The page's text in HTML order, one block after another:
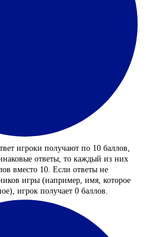
игроки получают по 10 баллов,
ответы, то каждый из них
вместо 10. Если ответы не
игры (например, имя, которое
игрок получает 0 баллов.